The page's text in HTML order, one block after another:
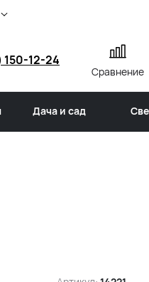
150-12-24
Сравнение
Дача и сад